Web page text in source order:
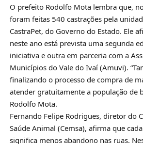
O prefeito Rodolfo Mota lembra que,
foram feitas 540 castrações pela
CastraPet, do Governo do Estado. Ele
neste ano está prevista uma segunda
iniciativa e outra em parceria com a
Municípios do Vale do Ivaí (Amuvi).
finalizando o processo de compra de
atender gratuitamente a população de
Rodolfo Mota.
Fernando Felipe Rodrigues, diretor do
Saúde Animal (Cemsa), afirma que
significa menos abandono nas ruas.